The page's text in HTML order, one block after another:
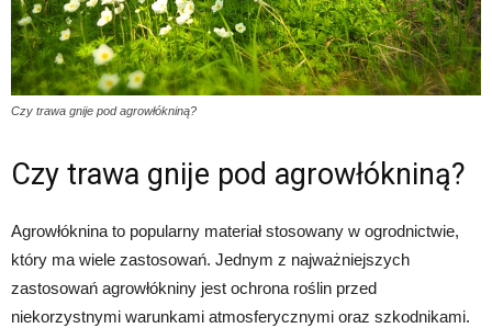
Czy trawa gnije pod agrowłókniną?
Czy trawa gnije pod agrowłókniną?
Agrowłóknina to popularny materiał stosowany w ogrodnictwie,
który ma wiele zastosowań. Jednym z najważniejszych
zastosowań agrowłókniny jest ochrona roślin przed
niekorzystnymi warunkami atmosferycznymi oraz szkodnikami.